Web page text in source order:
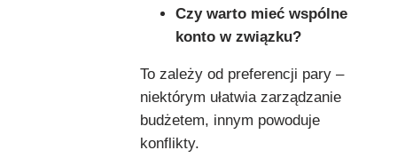
Czy warto mieć wspólne
konto w związku?
To zależy od preferencji pary –
niektórym ułatwia zarządzanie
budżetem, innym powoduje
konflikty.